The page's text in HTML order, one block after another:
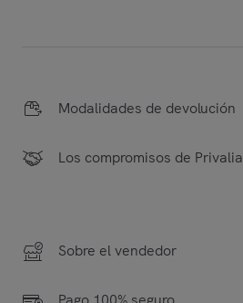
Modalidades de devolución
Los compromisos de Privalia
Sobre el vendedor